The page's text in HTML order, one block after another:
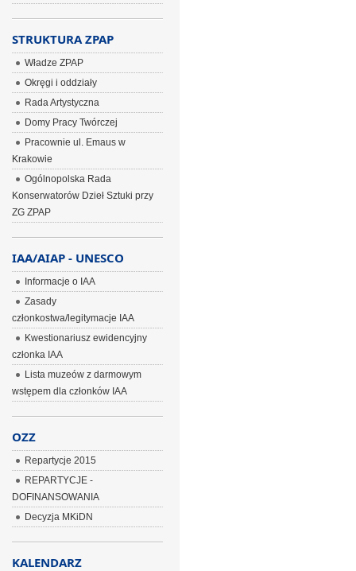
STRUKTURA ZPAP
Władze ZPAP
Okręgi i oddziały
Rada Artystyczna
Domy Pracy Twórczej
Pracownie ul. Emaus w
Krakowie
Ogólnopolska Rada
Konserwatorów Dzieł Sztuki przy
ZG ZPAP
IAA/AIAP - UNESCO
Informacje o IAA
Zasady
członkostwa/legitymacje IAA
Kwestionariusz ewidencyjny
członka IAA
Lista muzeów z darmowym
wstępem dla członków IAA
OZZ
Repartycje 2015
REPARTYCJE -
DOFINANSOWANIA
Decyzja MKiDN
KALENDARZ